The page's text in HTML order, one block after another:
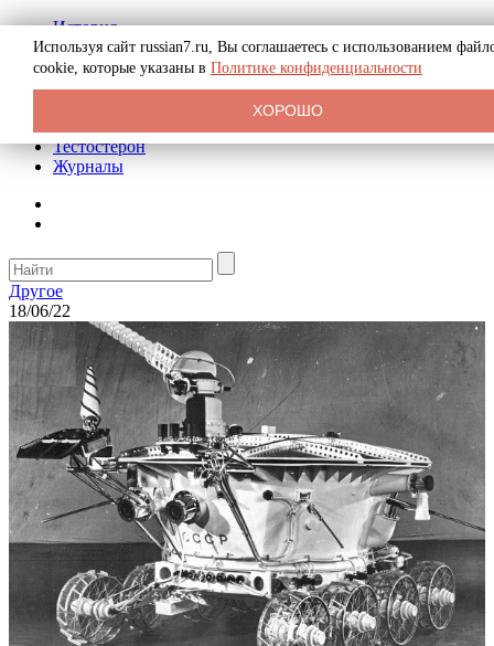
История
Биография
Криминал
Реклама на сайте
Тестостерон
Журналы
Другое
18/06/22
Используя сайт russian7.ru, Вы соглашаетесь с использованием
cookie, которые указаны в Политике конфиденциальности
ХОРОШО